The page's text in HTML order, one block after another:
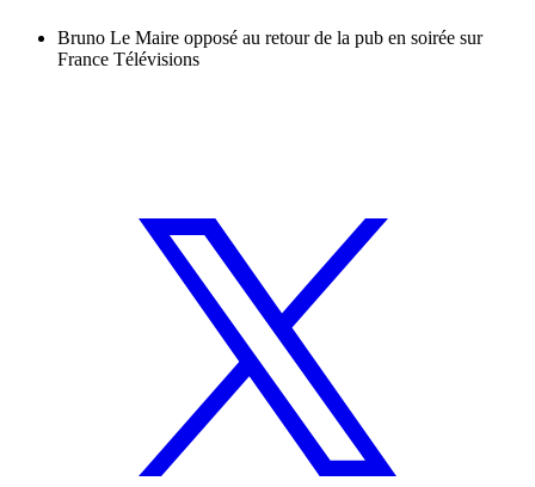
Bruno Le Maire opposé au retour de la pub en soirée sur
France Télévisions